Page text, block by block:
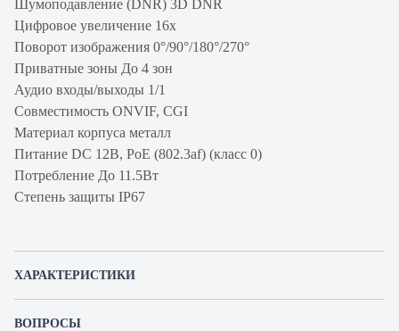
Шумоподавление (DNR) 3D DNR
Цифровое увеличение 16x
Поворот изображения 0°/90°/180°/270°
Приватные зоны До 4 зон
Аудио входы/выходы 1/1
Совместимость ONVIF, CGI
Материал корпуса металл
Питание DC 12В, PoE (802.3af) (класс 0)
Потребление До 11.5Вт
Степень защиты IP67
ХАРАКТЕРИСТИКИ
ВОПРОСЫ